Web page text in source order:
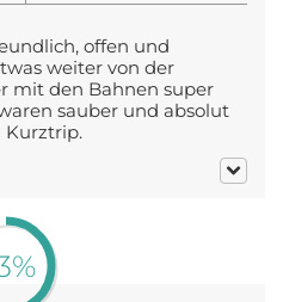
offen und
weiter von der
mit den Bahnen super
sauber und absolut
Kurztrip.